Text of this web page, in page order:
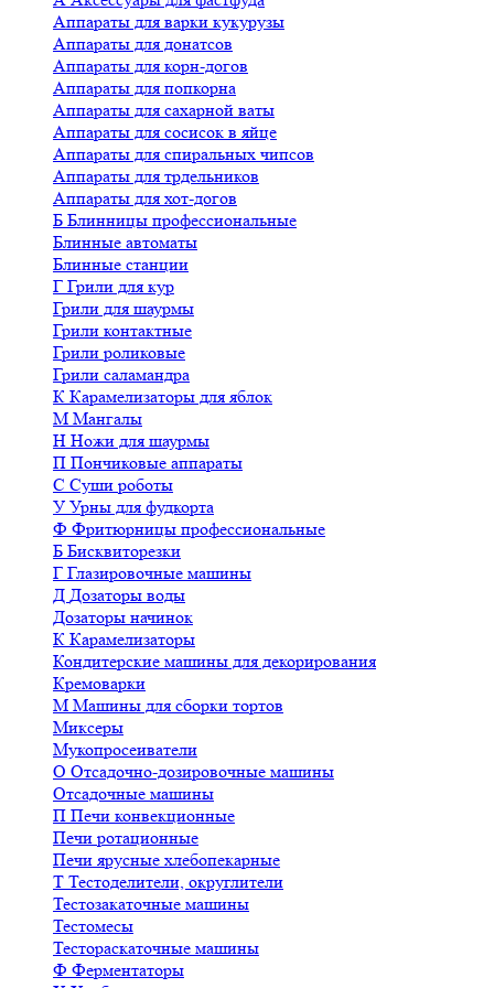
Аппараты для варки кукурузы
Аппараты для донатсов
Аппараты для корн-догов
Аппараты для попкорна
Аппараты для сахарной ваты
Аппараты для сосисок в яйце
Аппараты для спиральных чипсов
Аппараты для трдельников
Аппараты для хот-догов
Б Блинницы профессиональные
Блинные автоматы
Блинные станции
Г Грили для кур
Грили для шаурмы
Грили контактные
Грили роликовые
Грили саламандра
К Карамелизаторы для яблок
М Мангалы
Н Ножи для шаурмы
П Пончиковые аппараты
С Суши роботы
У Урны для фудкорта
Ф Фритюрницы профессиональные
Б Бисквиторезки
Г Глазировочные машины
Д Дозаторы воды
Дозаторы начинок
К Карамелизаторы
Кондитерские машины для декорирования
Кремоварки
М Машины для сборки тортов
Миксеры
Мукопросеиватели
О Отсадочно-дозировочные машины
Отсадочные машины
П Печи конвекционные
Печи ротационные
Печи ярусные хлебопекарные
Т Тестоделители, округлители
Тестозакаточные машины
Тестомесы
Тестораскаточные машины
Ф Ферментаторы